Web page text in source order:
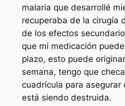
malaria que desarrollé
recuperaba de la cirugía
de los efectos
que mi medicación
plazo, esto puede
semana, tengo que
cuadrícula para asegurar
está siendo destruida.